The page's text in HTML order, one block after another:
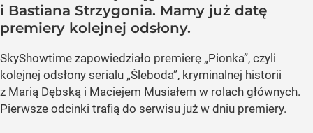
i Bastiana Strzygonia. Mamy już datę
premiery kolejnej odsłony.
SkyShowtime zapowiedziało premierę „Pionka”, czyli
kolejnej odsłony serialu „Śleboda”, kryminalnej historii
z Marią Dębską i Maciejem Musiałem w rolach głównych.
Pierwsze odcinki trafią do serwisu już w dniu premiery.